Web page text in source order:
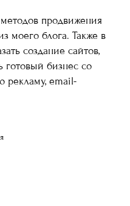
продвижения
моего блога. Также в
создание сайтов,
готовый бизнес со
рекламу, email-